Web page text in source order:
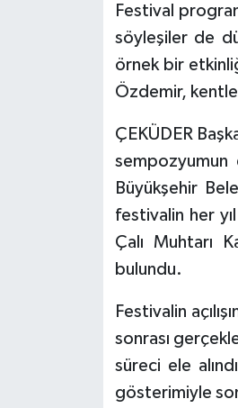
Festival
söyleşiler de
örnek bir
Özdemir,
ÇEKÜDER
sempozyumun
Büyükşehir
festivalin her
Çalı Muhtarı
bulundu.
Festivalin
sonrası
süreci ele
gösterimiyle